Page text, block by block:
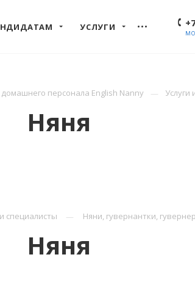
УСЛУГИ
персонала English Nanny Услуги
Няня
специалисты Няни, гувернантки,
Няня